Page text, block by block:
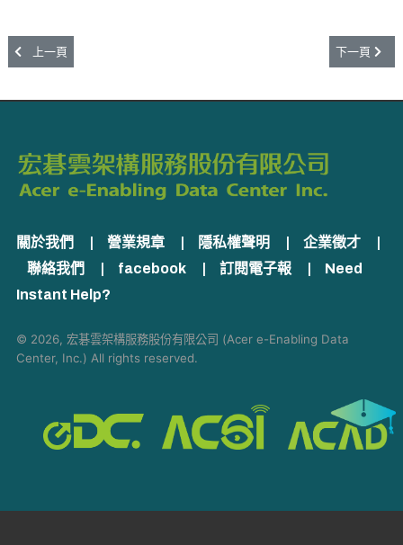
上一篇文章: 三大公有雲落地台灣，企業如何透過 CAF 框架啟動數位轉型？
上一頁 下一篇文章:
下一頁
關於我們 營業規章 隱私權聲明 企業徵才
聯絡我們
facebook 訂閱電子報
Need
Instant Help?
© 2026, 宏碁雲架構服務股份有限公司 (Acer e-Enabling Data
Center, Inc.) All rights reserved.